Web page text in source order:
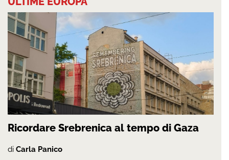
Ricordare Srebrenica al tempo di Gaza
di Carla Panico